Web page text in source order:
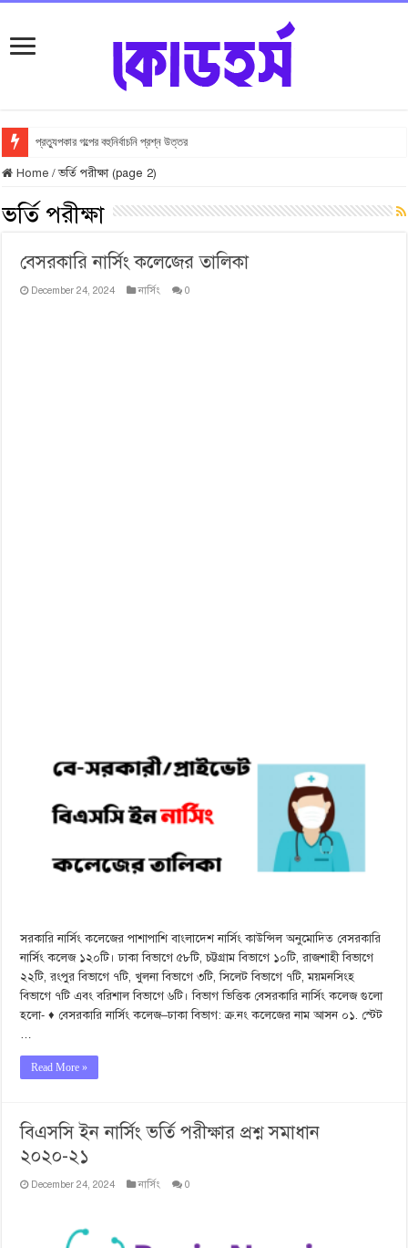
প্রত্যুপকার গল্পের বহুনির্বাচনি প্রশ্ন উত্তর
Home / ভর্তি পরীক্ষা (page 2)
ভর্তি পরীক্ষা
বেসরকারি নার্সিং কলেজের তালিকা
December 24, 2024 নার্সিং 0
সরকারি নার্সিং কলেজের পাশাপাশি বাংলাদেশ নার্সিং কাউন্সিল অনুমোদিত বেসরকারি
নার্সিং কলেজ ১২০টি। ঢাকা বিভাগে ৫৮টি, চট্টগ্রাম বিভাগে ১০টি, রাজশাহী বিভাগে
২২টি, রংপুর বিভাগে ৭টি, খুলনা বিভাগে ৩টি, সিলেট বিভাগে ৭টি, ময়মনসিংহ
বিভাগে ৭টি এবং বরিশাল বিভাগে ৬টি। বিভাগ ভিত্তিক বেসরকারি নার্সিং কলেজ গুলো
হলো- ♦ বেসরকারি নার্সিং কলেজ–ঢাকা বিভাগ: ক্র.নং কলেজের নাম আসন ০১. স্টেট
…
Read More »
বিএসসি ইন নার্সিং ভর্তি পরীক্ষার প্রশ্ন সমাধান
২০২০-২১
December 24, 2024 নার্সিং 0